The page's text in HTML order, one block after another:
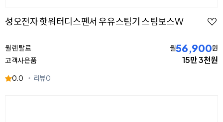
성오전자 핫워터디스펜서 우유스팀기 스팀보스W
월 렌탈료 월56,900원
고객사은품
15만 3천원
0.0 리뷰0